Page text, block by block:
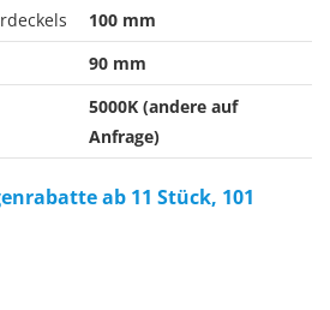
100 mm
90 mm
5000K (andere auf
Anfrage)
ab 11 Stück, 101